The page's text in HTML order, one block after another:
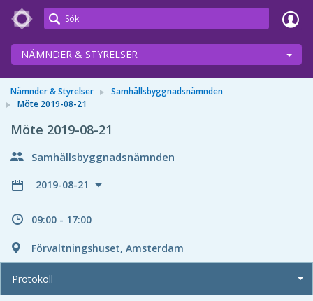
Meetings+
NÄMNDER & STYRELSER
Nämnder & Styrelser
Samhällsbyggnadsnämnden
Möte 2019-08-21
Möte 2019-08-21
Samhällsbyggnadsnämnden
2019-08-21
09:00 - 17:00
Förvaltningshuset, Amsterdam
Protokoll